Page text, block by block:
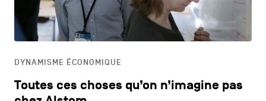
DYNAMISME ÉCONOMIQUE
Toutes ces choses qu’on n’imagine pas